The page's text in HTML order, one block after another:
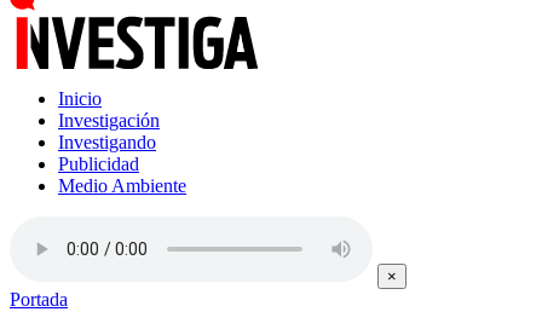
Inicio
Investigación
Investigando
Publicidad
Medio Ambiente
×
Portada